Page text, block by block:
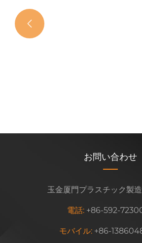

お問い合わせ
玉金厦門プラスチック製
電話: +86-592-
モバイル: +86-